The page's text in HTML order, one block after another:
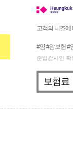
고객의 니즈에
#암 #암보험 #
준법감시인
보험료